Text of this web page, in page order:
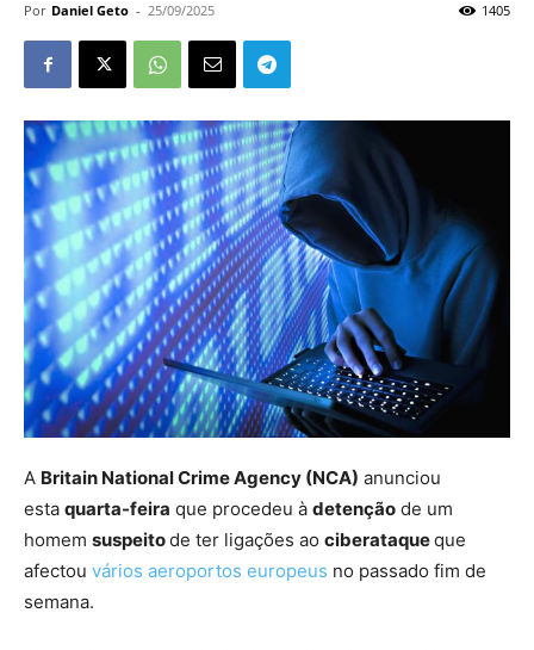
Por Daniel Geto - 25/09/2025 1405
A Britain National Crime Agency (NCA) anunciou
esta quarta-feira que procedeu à detenção de um
homem suspeitode ter ligações ao ciberataqueque
afectou vários aeroportos europeus no passado fim de
semana.